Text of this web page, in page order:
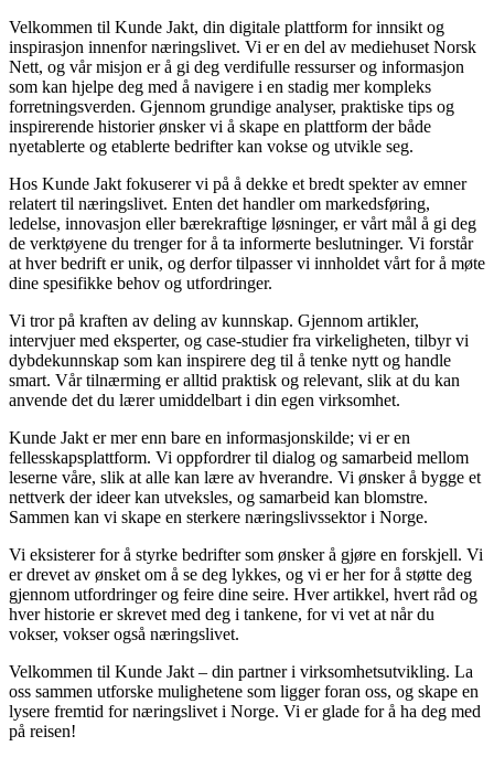
Velkommen til Kunde Jakt, din digitale plattform for innsikt og
inspirasjon innenfor næringslivet. Vi er en del av mediehuset Norsk
Nett, og vår misjon er å gi deg verdifulle ressurser og informasjon
som kan hjelpe deg med å navigere i en stadig mer kompleks
forretningsverden. Gjennom grundige analyser, praktiske tips og
inspirerende historier ønsker vi å skape en plattform der både
nyetablerte og etablerte bedrifter kan vokse og utvikle seg.
Hos Kunde Jakt fokuserer vi på å dekke et bredt spekter av emner
relatert til næringslivet. Enten det handler om markedsføring,
ledelse, innovasjon eller bærekraftige løsninger, er vårt mål å gi deg
de verktøyene du trenger for å ta informerte beslutninger. Vi forstår
at hver bedrift er unik, og derfor tilpasser vi innholdet vårt for å møte
dine spesifikke behov og utfordringer.
Vi tror på kraften av deling av kunnskap. Gjennom artikler,
intervjuer med eksperter, og case-studier fra virkeligheten, tilbyr vi
dybdekunnskap som kan inspirere deg til å tenke nytt og handle
smart. Vår tilnærming er alltid praktisk og relevant, slik at du kan
anvende det du lærer umiddelbart i din egen virksomhet.
Kunde Jakt er mer enn bare en informasjonskilde; vi er en
fellesskapsplattform. Vi oppfordrer til dialog og samarbeid mellom
leserne våre, slik at alle kan lære av hverandre. Vi ønsker å bygge et
nettverk der ideer kan utveksles, og samarbeid kan blomstre.
Sammen kan vi skape en sterkere næringslivssektor i Norge.
Vi eksisterer for å styrke bedrifter som ønsker å gjøre en forskjell. Vi
er drevet av ønsket om å se deg lykkes, og vi er her for å støtte deg
gjennom utfordringer og feire dine seire. Hver artikkel, hvert råd og
hver historie er skrevet med deg i tankene, for vi vet at når du
vokser, vokser også næringslivet.
Velkommen til Kunde Jakt – din partner i virksomhetsutvikling. La
oss sammen utforske mulighetene som ligger foran oss, og skape en
lysere fremtid for næringslivet i Norge. Vi er glade for å ha deg med
på reisen!